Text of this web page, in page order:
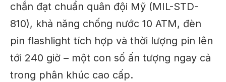
chắn đạt chuẩn quân đội Mỹ (MIL-STD-
810), khả năng chống nước 10 ATM, đèn
pin flashlight tích hợp và thời lượng pin lên
tới 240 giờ – một con số ấn tượng ngay cả
trong phân khúc cao cấp.